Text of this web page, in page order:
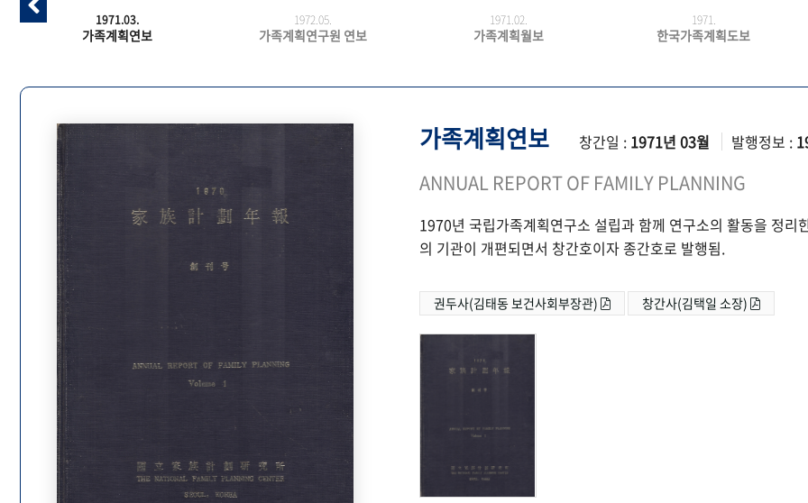
1971.03.
가족계획연보
1972.05.
가족계획연구원 연보
1971.02.
가족계획월보
1971.
한국가족계획도보
가족계획연보 창간일 : 1971년 03월 발행정보 :
ANNUAL REPORT OF FAMILY PLANNING
1970년 국립가족계획연구소 설립과 함께 연구소의 활동을 정
의 기관이 개편되면서 창간호이자 종간호로 발행됨.
권두사(김태동 보건사회부장관) 창간사(김택일 소장)